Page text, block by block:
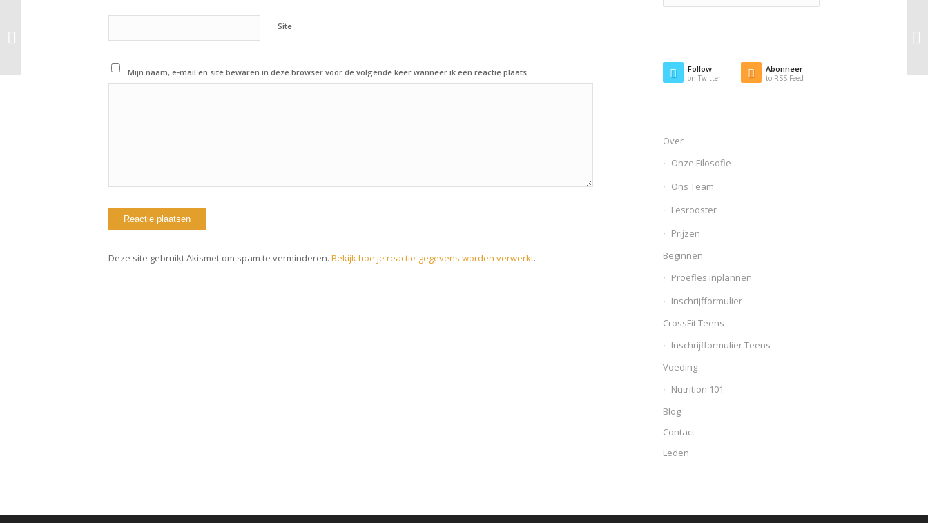
Site
Mijn naam, e-mail en site bewaren in deze browser voor de volgende keer wanneer ik een reactie plaats.
Deze site gebruikt Akismet om spam te verminderen. Bekijk hoe je reactie-gegevens worden verwerkt.
Follow
on Twitter
Abonneer
to RSS Feed
Over
Onze Filosofie
Ons Team
Lesrooster
Prijzen
Beginnen
Proefles inplannen
Inschrijfformulier
CrossFit Teens
Inschrijfformulier Teens
Voeding
Nutrition 101
Blog
Contact
Leden